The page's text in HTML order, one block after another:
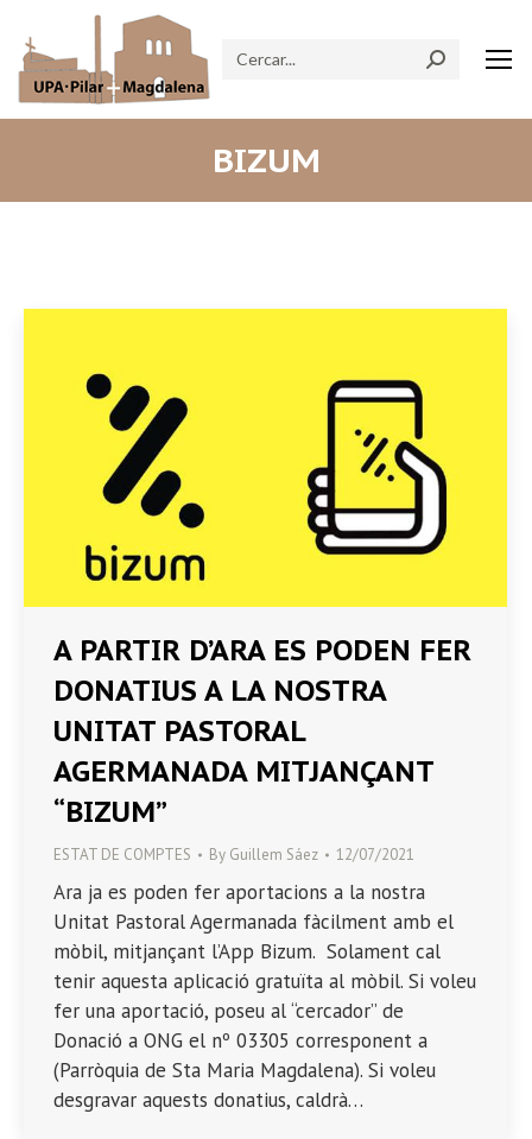
Search:
BIZUM
A PARTIR D’ARA ES PODEN FER
DONATIUS A LA NOSTRA
UNITAT PASTORAL
AGERMANADA MITJANÇANT
“BIZUM”
ESTAT DE COMPTES By Guillem Sáez 12/07/2021
Ara ja es poden fer aportacions a la nostra
Unitat Pastoral Agermanada fàcilment amb el
mòbil, mitjançant l’App Bizum. Solament cal
tenir aquesta aplicació gratuïta al mòbil. Si voleu
fer una aportació, poseu al “cercador” de
Donació a ONG el nº 03305 corresponent a
(Parròquia de Sta Maria Magdalena). Si voleu
desgravar aquests donatius, caldrà…